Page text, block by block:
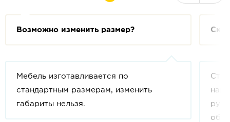
Возможно изменить размер?
Мебель изготавливается по
стандартным размерам, изменить
габариты нельзя. руб.